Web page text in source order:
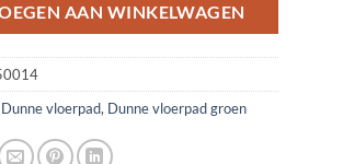
AAN WINKELWAGEN
Dunne vloerpad, Dunne vloerpad groen